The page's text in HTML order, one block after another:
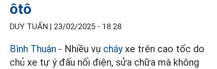
ôtô
DUY TUẤN | 23/02/2025 - 18:28
Bình Thuận - Nhiều vụ cháyxe trên cao tốc do
chủ xe tự ý đấu nối điện, sửa chữa mà không